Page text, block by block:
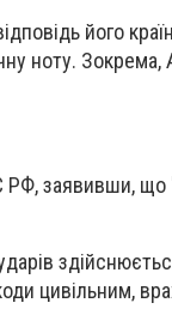
його
ноту. Зокрема,
РФ, заявивши,
цивільним,